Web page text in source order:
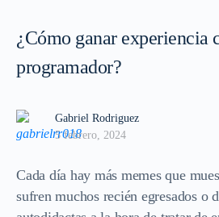
¿Cómo ganar experiencia
programador?
Gabriel Rodriguez
5 febrero, 2024
Cada día hay más memes que
sufren muchos recién egresados o